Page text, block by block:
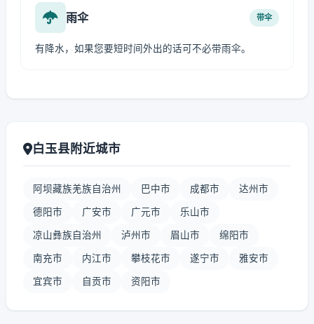
雨伞 带伞
有降水，如果您要短时间外出的话可不必带雨伞。
白玉县附近城市
阿坝藏族羌族自治州 巴中市 成都市 达州市
德阳市 广安市 广元市 乐山市
凉山彝族自治州 泸州市 眉山市 绵阳市
南充市 内江市 攀枝花市 遂宁市 雅安市
宜宾市 自贡市 资阳市